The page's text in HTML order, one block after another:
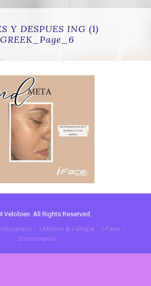
Y DESPUES ING (1)
GREEK_Page_6
Velobien. All Rights Reserved.
i-Motion & i-Shape
i-Face
Επικοινωνία